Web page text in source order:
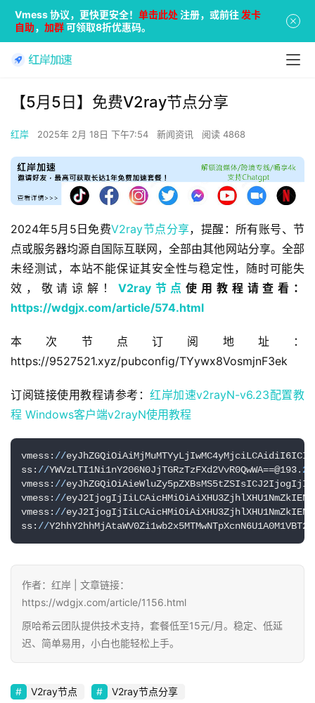
【5月5日】免费V2ray节点分享
红岸 2025年 2月 18日 下午7:54 新闻资讯 阅读 4868
2024年5月5日免费V2ray节点分享，提醒：所有账号、节
点或服务器均源自国际互联网，全部由其他网站分享。全部
未经测试，本站不能保证其安全性与稳定性，随时可能失
效，敬请谅解！ V2ray节点使用教程请查看：
https://wdgjx.com/article/574.html
本次节点订阅地址：
https://9527521.xyz/pubconfig/TYywx8VosmjnF3ek
订阅链接使用教程请参考：红岸加速v2rayN-v6.23配置教
程 Windows客户端v2rayN使用教程
vmess: //
ss: //YWVzLTI1Ni1nY206N0JjTGRzTzFXd2VvR0QwWA==@193.
vmess: //
vmess: //
vmess: //
ss: //
作者：红岸 | 文章链接：
https://wdgjx.com/article/1156.html
原哈希云团队提供技术支持，套餐低至15元/月。稳定、低延
迟、简单易用，小白也能轻松上手。
V2ray节点 V2ray节点分享
Vmess 协议，更快更安全！ 单击此处注册，或前往 发卡
自助， 加群可领取8折优惠码。